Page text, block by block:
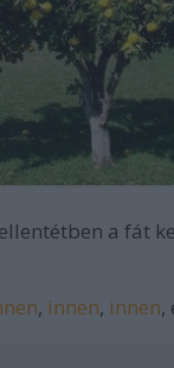
a fát
, innen, innen,